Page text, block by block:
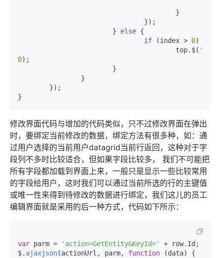
			}
else {
if (index > 0)
					top.$(
0);
}
修改界面代码与增加的代码类似，只不过修改界面在弹出
时，要绑定当前修改的数据，绑定方法有很多种，如：通
过用户选择的当前用户datagrid当前行返回，这种对于字
段列不多时比较适合，但如果字段比较多， 我们不可能把
所有字段都加载到界面上来，一般只是显示一些比较常用
的字段给用户，这时我们可以通过当前所选的行的主键值
或唯一性来得到待修改的数据进行绑定，我们这儿的员工
编辑界面就是采用的后一种方式，代码如下所示：
var parm = 'action=GetEntity&KeyId=' + row. Id ;
$. ajaxjson(actionUrl, parm, function (data) {